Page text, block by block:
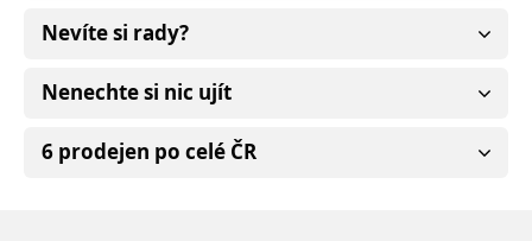
Nevíte si rady?
Nenechte si nic ujít
6 prodejen po celé ČR